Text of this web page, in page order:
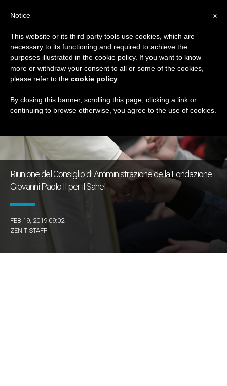
TAG
Posts Tagged ‘sahel’
ULTIME NOTIZIE
Riunione del Consiglio di Amministrazione della Fondazione
Giovanni Paolo II per il Sahel
FEB 19, 2019 09:02
ZENIT STAFF
x
Notice
This website or its third party tools use cookies, which are
necessary to its functioning and required to achieve the
purposes illustrated in the cookie policy. If you want to know
more or withdraw your consent to all or some of the cookies,
please refer to the cookie policy
By closing this banner, scrolling this page, clicking a link or
continuing to browse otherwise, you agree to the use of cookies.